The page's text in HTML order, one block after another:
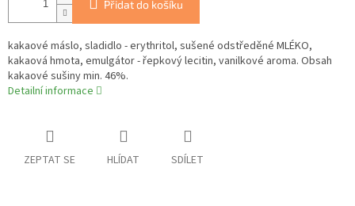
Přidat do košíku
kakaové máslo, sladidlo - erythritol, sušené odstředěné MLÉKO,
kakaová hmota, emulgátor - řepkový lecitin, vanilkové aroma. Obsah
kakaové sušiny min. 46%.
Detailní informace
ZEPTAT SE HLÍDAT SDÍLET